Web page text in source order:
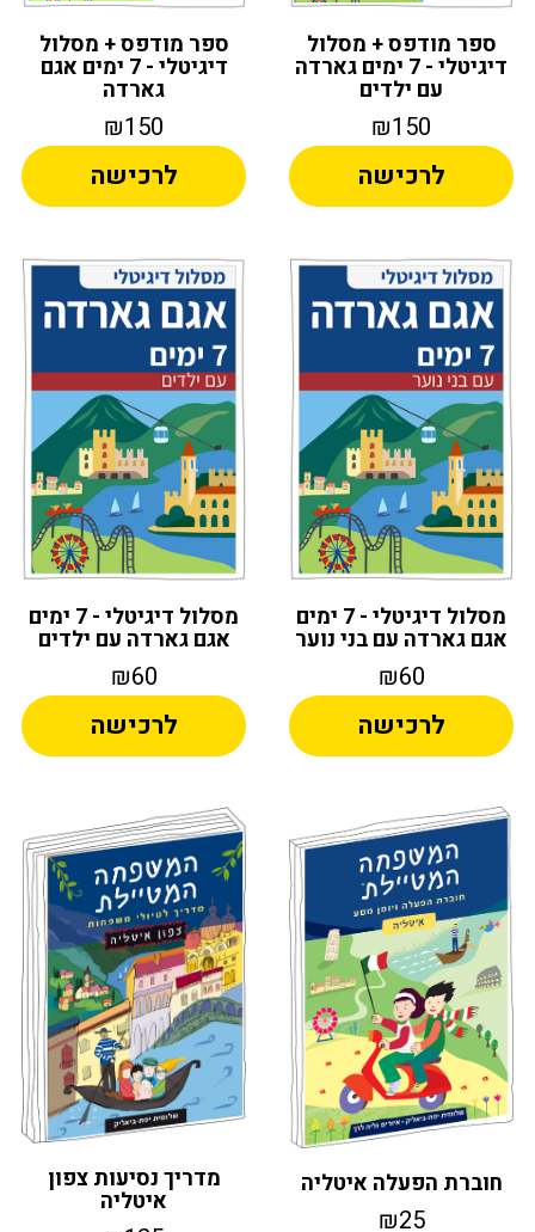
ספר מודפס + מסלול
דיגיטלי - 7 ימים גארדה
עם ילדים
₪150
לרכישה
ספר מודפס + מסלול
דיגיטלי - 7 ימים אגם
גארדה
₪150
לרכישה
מסלול דיגיטלי - 7 ימים
אגם גארדה עם בני נוער
₪60
לרכישה
מסלול דיגיטלי - 7 ימים
אגם גארדה עם ילדים
₪60
לרכישה
חוברת הפעלה איטליה
₪25
מדריך נסיעות צפון
איטליה